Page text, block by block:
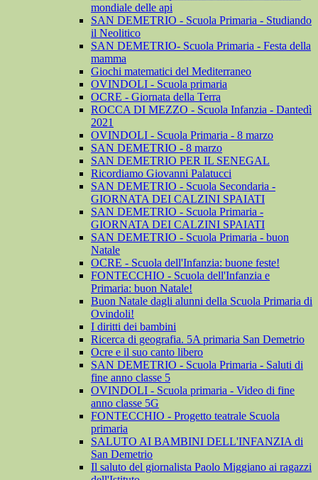
mondiale delle api
SAN DEMETRIO - Scuola Primaria - Studiando
il Neolitico
SAN DEMETRIO- Scuola Primaria - Festa della
mamma
Giochi matematici del Mediterraneo
OVINDOLI - Scuola primaria
OCRE - Giornata della Terra
ROCCA DI MEZZO - Scuola Infanzia - Dantedì
2021
OVINDOLI - Scuola Primaria - 8 marzo
SAN DEMETRIO - 8 marzo
SAN DEMETRIO PER IL SENEGAL
Ricordiamo Giovanni Palatucci
SAN DEMETRIO - Scuola Secondaria -
GIORNATA DEI CALZINI SPAIATI
SAN DEMETRIO - Scuola Primaria -
GIORNATA DEI CALZINI SPAIATI
SAN DEMETRIO - Scuola Primaria - buon
Natale
OCRE - Scuola dell'Infanzia: buone feste!
FONTECCHIO - Scuola dell'Infanzia e
Primaria: buon Natale!
Buon Natale dagli alunni della Scuola Primaria di
Ovindoli!
I diritti dei bambini
Ricerca di geografia. 5A primaria San Demetrio
Ocre e il suo canto libero
SAN DEMETRIO - Scuola Primaria - Saluti di
fine anno classe 5
OVINDOLI - Scuola primaria - Video di fine
anno classe 5G
FONTECCHIO - Progetto teatrale Scuola
primaria
SALUTO AI BAMBINI DELL'INFANZIA di
San Demetrio
Il saluto del giornalista Paolo Miggiano ai ragazzi